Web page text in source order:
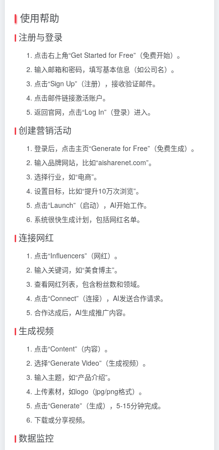
使用帮助
注册与登录
点击右上角“Get Started for Free”（免费开始）。
输入邮箱和密码，填写基本信息（如公司名）。
点击“Sign Up”（注册），接收验证邮件。
点击邮件链接激活账户。
返回官网，点击“Log In”（登录）进入。
创建营销活动
登录后，点击主页“Generate for Free”（免费生成）。
输入品牌网站，比如“aisharenet.com”。
选择行业，如“电商”。
设置目标，比如“提升10万次浏览”。
点击“Launch”（启动），AI开始工作。
系统很快生成计划，包括网红名单。
连接网红
点击“Influencers”（网红）。
输入关键词，如“美食博主”。
查看网红列表，包含粉丝数和领域。
点击“Connect”（连接），AI发送合作请求。
合作达成后，AI生成推广内容。
生成视频
点击“Content”（内容）。
选择“Generate Video”（生成视频）。
输入主题，如“产品介绍”。
上传素材，如logo（jpg/png格式）。
点击“Generate”（生成），5-15分钟完成。
下载或分享视频。
数据监控